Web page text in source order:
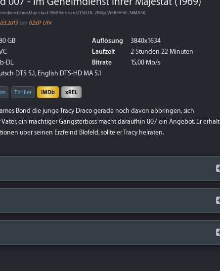
NIMA4K
um 02:01 Uhr
GB
DL
DTS 5.1, English DTS-HD MA 5.1
Auflösung
3840x1634
Laufzeit
2 Stunden 22 Minuten
Bitrate
15,00 Mb/s
Thriller IMDb xREL
Bond die junge Tracy Draco gerade noch davon abbringen, sich
ein mächtiger Gangsterboss macht daraufhin 007 ein Angebot. Er erhält
über seinen Erzfeind Blofeld, sollte er Tracy heiraten.